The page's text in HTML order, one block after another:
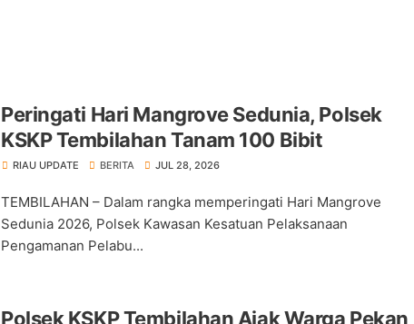
Peringati Hari Mangrove Sedunia, Polsek
KSKP Tembilahan Tanam 100 Bibit
RIAU UPDATE BERITA JUL 28, 2026
TEMBILAHAN – Dalam rangka memperingati Hari Mangrove
Sedunia 2026, Polsek Kawasan Kesatuan Pelaksanaan
Pengamanan Pelabu...
Polsek KSKP Tembilahan Ajak Warga Pekan